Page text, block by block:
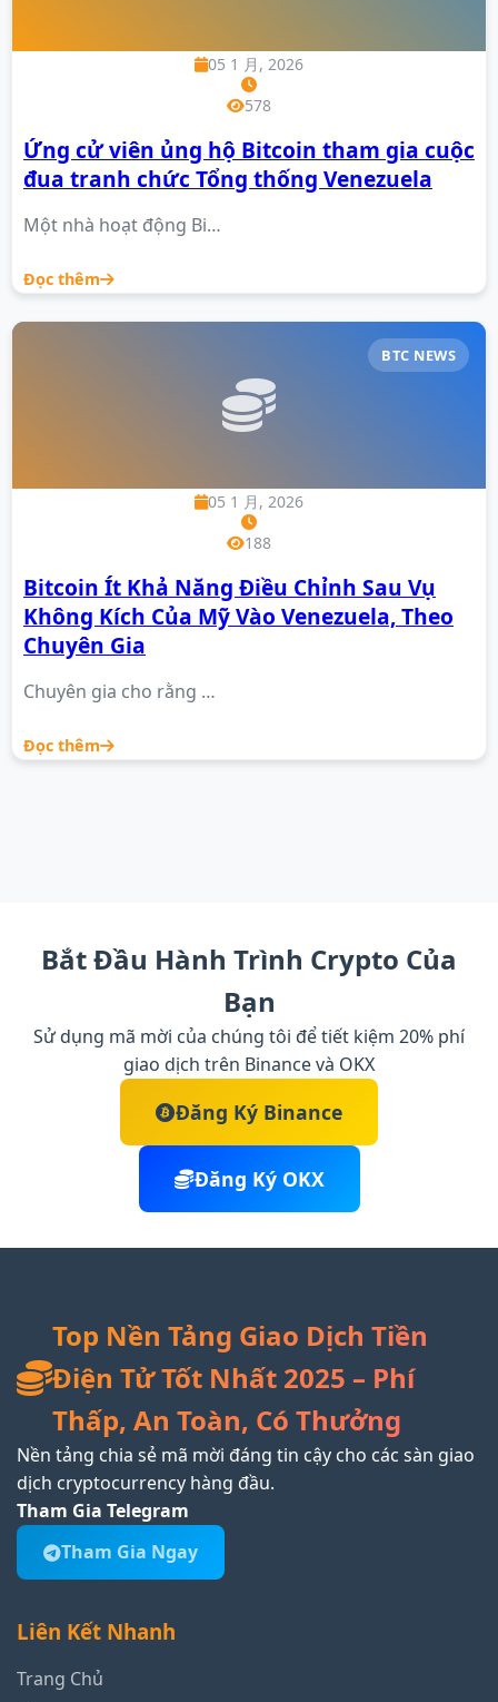
05 1 月, 2026
578
Ứng cử viên ủng hộ Bitcoin tham gia cuộc
đua tranh chức Tổng thống Venezuela
Một nhà hoạt động Bi…
Đọc thêm
BTC NEWS
05 1 月, 2026
188
Bitcoin Ít Khả Năng Điều Chỉnh Sau Vụ
Không Kích Của Mỹ Vào Venezuela, Theo
Chuyên Gia
Chuyên gia cho rằng …
Đọc thêm
Bắt Đầu Hành Trình Crypto Của
Bạn
Sử dụng mã mời của chúng tôi để tiết kiệm 20% phí
giao dịch trên Binance và OKX
Đăng Ký Binance
Đăng Ký OKX
Top Nền Tảng Giao Dịch Tiền
Điện Tử Tốt Nhất 2025 – Phí
Thấp, An Toàn, Có Thưởng
Nền tảng chia sẻ mã mời đáng tin cậy cho các sàn giao
dịch cryptocurrency hàng đầu.
Tham Gia Telegram
Tham Gia Ngay
Liên Kết Nhanh
Trang Chủ